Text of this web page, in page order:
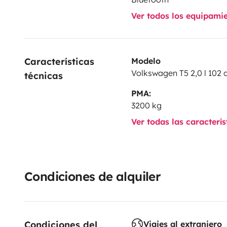
La recogida es posible en el centro de Palma o en
Durante la recogida, nos tomaremos el tiempo
Ver todos los
Características
técnicas
Modelo
Volkswagen T5 2,0 l 102
PMA:
3200 kg
Ver todas las
Condiciones de alquiler
Condiciones del
Viajes al extranjero